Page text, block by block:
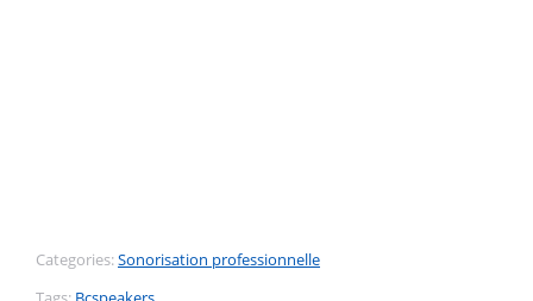
Categories:Sonorisation professionnelle